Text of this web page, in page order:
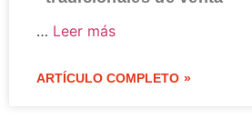
… Leer más
ARTÍCULO COMPLETO »